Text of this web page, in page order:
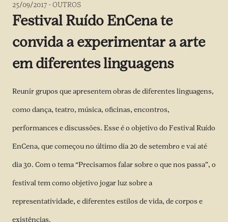
25/09/2017 -OUTROS
Festival Ruído EnCena te
convida a experimentar a arte
em diferentes linguagens
Reunir grupos que apresentem obras de diferentes linguagens,
como dança, teatro, música, oficinas, encontros,
performances e discussões. Esse é o objetivo do Festival Ruído
EnCena, que começou no último dia 20 de setembro e vai até
dia 30. Com o tema “Precisamos falar sobre o que nos passa”, o
festival tem como objetivo jogar luz sobre a
representatividade, e diferentes estilos de vida, de corpos e
existências.